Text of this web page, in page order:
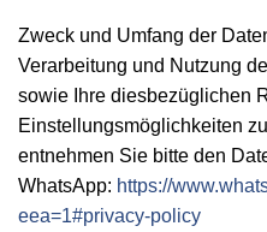
Zweck und Umfang der
Verarbeitung und Nutzung
sowie Ihre diesbezüglichen
Einstellungsmöglichkeiten
entnehmen Sie bitte den
WhatsApp: https://
eea=1#privacy-policy